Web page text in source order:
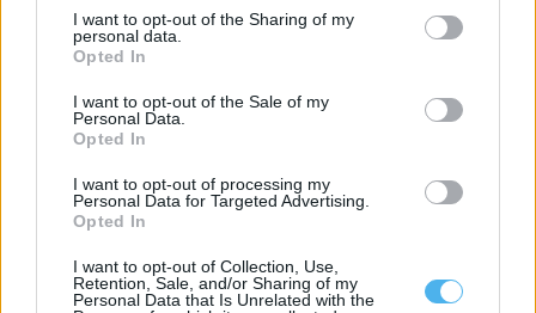
I want to opt-out of the Sharing of my
personal data.
Opted In
I want to opt-out of the Sale of my
Personal Data.
Opted In
I want to opt-out of processing my
Personal Data for Targeted Advertising.
Opted In
I want to opt-out of Collection, Use,
Retention, Sale, and/or Sharing of my
Personal Data that Is Unrelated with the
Cerca de 100 atividades desportivas, ambientais e culturais
integram a 4.ª edição do Sines...
7 Agosto, 2026 - 20:00